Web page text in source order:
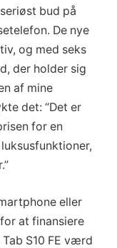
bud på
De nye
og med seks
der holder sig
af mine
det: “Det er
for en
eller
at finansiere
S10 FE værd